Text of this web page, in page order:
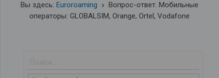
Вы здесь: Euroroaming keyboard_arrow_right Вопрос-ответ. Мобильные
операторы: GLOBALSIM, Orange, Ortel, Vodafone